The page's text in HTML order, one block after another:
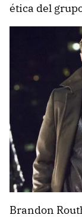
ética del
Brandon